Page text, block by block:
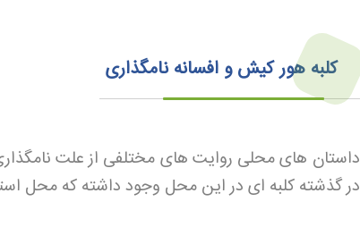
کلبه هور کیش و افسانه نامگذاری
داستان های محلی روایت های مختلفی از علت
در گذشته کلبه ای در این محل وجود داشته که محل